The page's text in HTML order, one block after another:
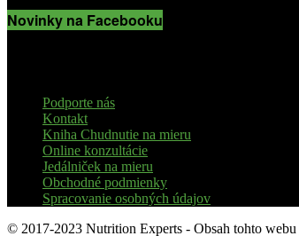
Novinky na Facebooku
Podporte nás
Kontakt
Kniha Chudnutie na mieru
Online konzultácie
Jedálniček na mieru
Obchodné podmienky
Spracovanie osobných údajov
© 2017-2023 Nutrition Experts - Obsah tohto